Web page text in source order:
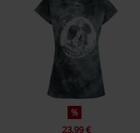
Kommentar jetzt abschicken!
%
23,99 €